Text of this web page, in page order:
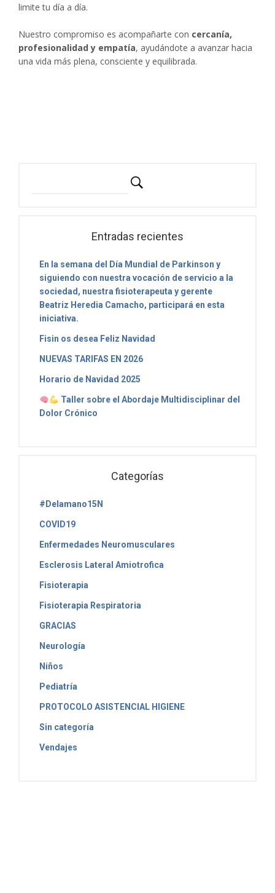
limite tu día a día.
Nuestro compromiso es acompañarte con cercanía,
profesionalidad y empatía, ayudándote a avanzar hacia
una vida más plena, consciente y equilibrada.
Entradas recientes
En la semana del Día Mundial de Parkinson y
siguiendo con nuestra vocación de servicio a la
sociedad, nuestra fisioterapeuta y gerente
Beatriz Heredia Camacho, participará en esta
iniciativa.
Fisin os desea Feliz Navidad
NUEVAS TARIFAS EN 2026
Horario de Navidad 2025
Taller sobre el Abordaje Multidisciplinar del
Dolor Crónico
Categorías
#Delamano15N
COVID19
Enfermedades Neuromusculares
Esclerosis Lateral Amiotrofica
Fisioterapia
Fisioterapia Respiratoria
GRACIAS
Neurología
Niños
Pediatría
PROTOCOLO ASISTENCIAL HIGIENE
Sin categoría
Vendajes